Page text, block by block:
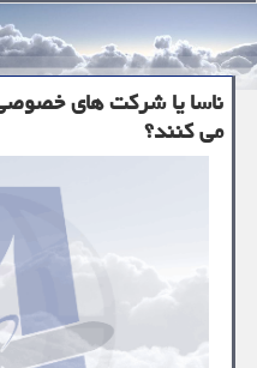
ناسا یا شركت های
می كنند؟